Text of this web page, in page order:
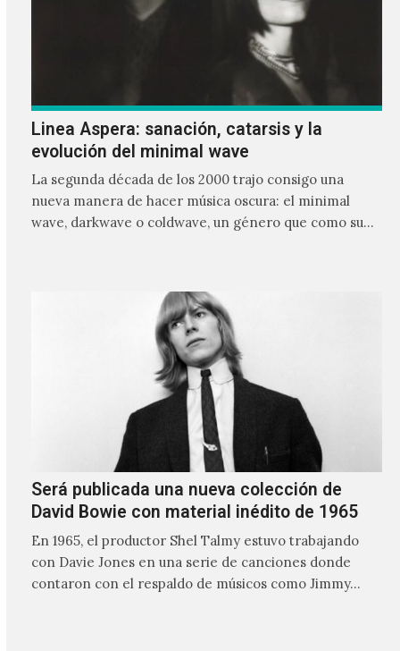
Linea Aspera: sanación, catarsis y la
evolución del minimal wave
La segunda década de los 2000 trajo consigo una
nueva manera de hacer música oscura: el minimal
wave, darkwave o coldwave, un género que como su
Será publicada una nueva colección de
David Bowie con material inédito de 1965
En 1965, el productor Shel Talmy estuvo trabajando
con Davie Jones en una serie de canciones donde
contaron con el respaldo de músicos como Jimmy…